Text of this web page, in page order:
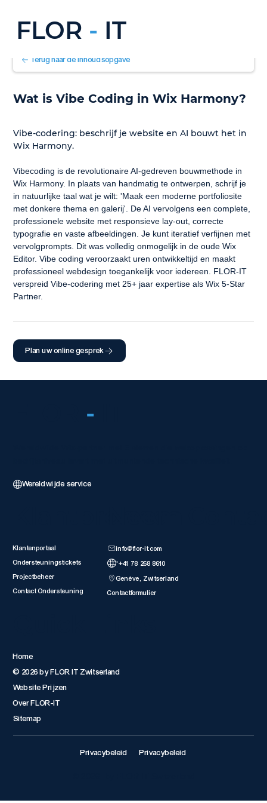
FLOR - IT
Terug naar de inhoudsopgave
Wat is Vibe Coding in Wix Harmony?
Vibe-codering: beschrijf je website en AI bouwt het in
Wix Harmony.
Vibecoding is de revolutionaire AI-gedreven bouwmethode in
Wix Harmony. In plaats van handmatig te ontwerpen, schrijf je
in natuurlijke taal wat je wilt: 'Maak een moderne portfoliosite
met donkere thema en galerij'. De AI vervolgens een complete,
professionele website met responsieve lay-out, correcte
typografie en vaste afbeeldingen. Je kunt iteratief verfijnen met
vervolgprompts. Dit was volledig onmogelijk in de oude Wix
Editor. Vibe coding veroorzaakt uren ontwikkeltijd en maakt
professioneel webdesign toegankelijk voor iedereen. FLOR-IT
verspreid Vibe-codering met 25+ jaar expertise als Wix 5-Star
Partner.
Plan uw online gesprek
-
Wereldwijde service
Klantenportaal
Ondersteuningstickets
Projectbeheer
Contact Ondersteuning
info@flor-it.com
'+41 78 268 8610
Genève, Zwitserland
Contactformulier
Home
© 2026 by FLOR IT Zwitserland
Website Prijzen
Over FLOR-IT
Sitemap
Privacybeleid Privacybeleid